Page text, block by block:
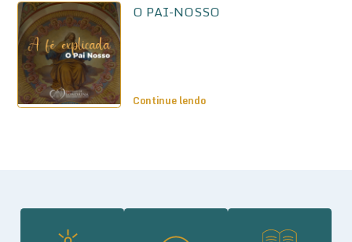
O PAI-NOSSO
Continue lendo